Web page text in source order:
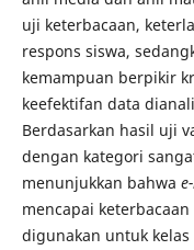
uji keterbacaan,
respons siswa,
kemampuan berpikir
keefektifan data
Berdasarkan hasil uji
dengan kategori
menunjukkan bahwa
mencapai
digunakan untuk kelas